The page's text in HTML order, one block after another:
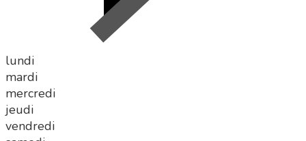
lundi
mardi
mercredi
jeudi
vendredi